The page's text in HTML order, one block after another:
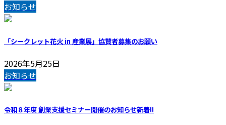
お知らせ
「シークレット花火 in 産業展」協賛者募集のお願い
2026年5月25日
お知らせ
令和８年度 創業支援セミナー開催のお知らせ新着!!